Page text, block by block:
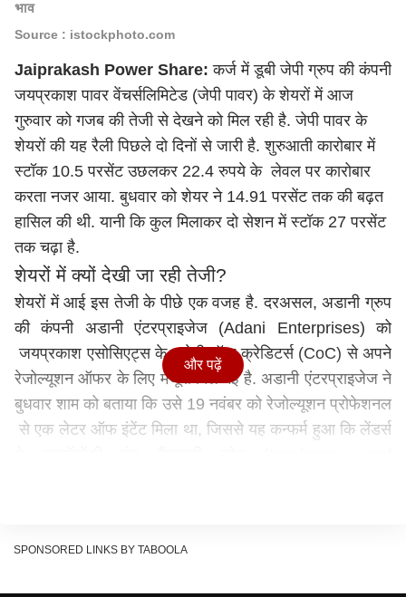
भाव
Source : istockphoto.com
Jaiprakash Power Share:कर्ज में डूबी जेपी ग्रुप की कंपनी
जयप्रकाश पावर वेंचर्सलिमिटेड (जेपी पावर) के शेयरों में आज
गुरुवार को गजब की तेजी से देखने को मिल रही है. जेपी पावर के
शेयरों की यह रैली पिछले दो दिनों से जारी है. शुरुआती कारोबार में
स्टॉक 10.5 परसेंट उछलकर 22.4 रुपये के लेवल पर कारोबार
करता नजर आया. बुधवार को शेयर ने 14.91 परसेंट तक की बढ़त
हासिल की थी. यानी कि कुल मिलाकर दो सेशन में स्टॉक 27 परसेंट
तक चढ़ा है.
शेयरों में क्यों देखी जा रही तेजी?
शेयरों में आई इस तेजी के पीछे एक वजह है. दरअसल, अडानी ग्रुप
की कंपनी अडानी एंटरप्राइजेज (Adani Enterprises) को
जयप्रकाश एसोसिएट्स के कमेटी ऑफ क्रेडिटर्स (CoC) से अपने
रेजोल्यूशन ऑफर के लिए मंजूरी मिल गई है. अडानी एंटरप्राइजेज ने
बुधवार शाम को बताया कि उसे 19 नवंबर को रेजोल्यूशन प्रोफेशनल
से एक लेटर ऑफ इंटेंट मिला था, जिससे यह कन्फर्म हुआ कि लेंडर्स
और पढ़ें
SPONSORED LINKS BY TABOOLA